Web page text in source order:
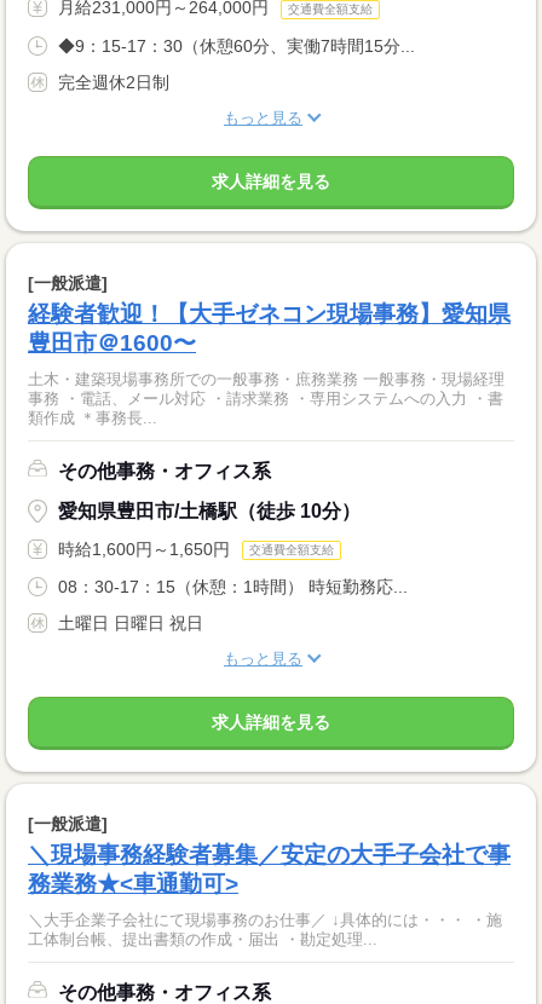
月給231,000円～264,000円 交通費全額支給
◆9：15-17：30（休憩60分、実働7時間15分...
完全週休2日制
もっと見る
求人詳細を見る
[一般派遣]
経験者歓迎！【大手ゼネコン現場事務】愛知県
豊田市＠1600〜
土木・建築現場事務所での一般事務・庶務業務 一般事務・現場経理
事務 ・電話、メール対応 ・請求業務 ・専用システムへの入力 ・書
類作成 ＊事務長...
その他事務・オフィス系
愛知県豊田市/土橋駅（徒歩 10分）
時給1,600円～1,650円 交通費全額支給
08：30-17：15（休憩：1時間） 時短勤務応...
土曜日 日曜日 祝日
もっと見る
求人詳細を見る
[一般派遣]
＼現場事務経験者募集／安定の大手子会社で事
務業務★<車通勤可>
＼大手企業子会社にて現場事務のお仕事／ ↓具体的には・・・ ・施
工体制台帳、提出書類の作成・届出 ・勘定処理...
その他事務・オフィス系